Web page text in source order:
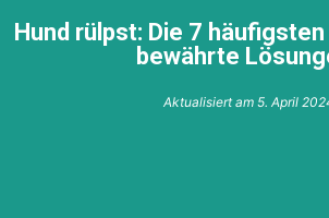
Hund rülpst: Die 7
bewährte
Aktualisiert am 5. April